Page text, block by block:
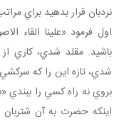
نردبان قرار بدهيد براي
اول فرمود «علينا القاء
باشيد. مقلد شدي، کاري
شدي، تازه اين را که سرکشي
بروي نه راه کسي را ببندي
اينکه حضرت به آن شتربان